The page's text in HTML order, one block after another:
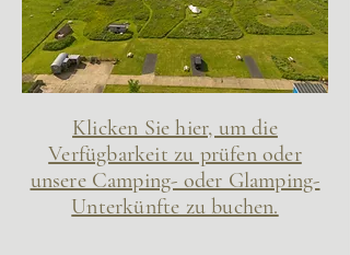
Klicken Sie hier, um die
Verfügbarkeit zu prüfen oder
unsere Camping- oder Glamping-
Unterkünfte zu buchen.